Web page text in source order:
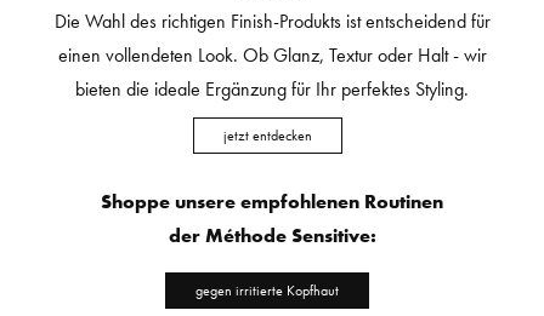
Die Wahl des richtigen Finish-Produkts ist entscheidend für
einen vollendeten Look. Ob Glanz, Textur oder Halt - wir
bieten die ideale Ergänzung für Ihr perfektes Styling.
jetzt entdecken
Shoppe unsere empfohlenen Routinen
der Méthode Sensitive:
gegen irritierte Kopfhaut